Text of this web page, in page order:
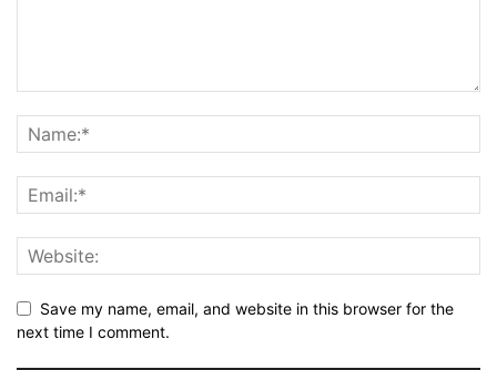
Save my name, email, and website in this browser for the
next time I comment.